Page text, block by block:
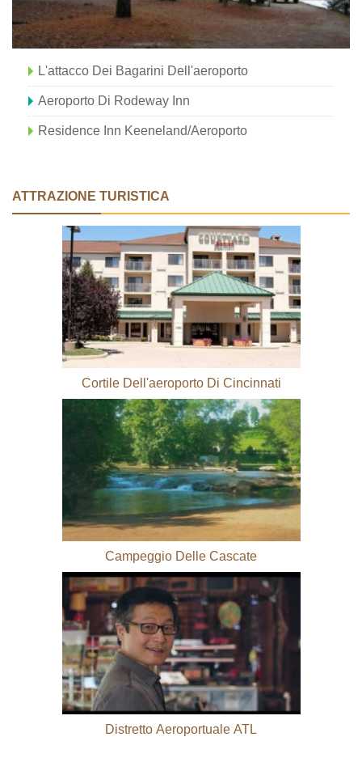
L'attacco Dei Bagarini Dell'aeroporto
Aeroporto Di Rodeway Inn
Residence Inn Keeneland/Aeroporto
ATTRAZIONE TURISTICA
Cortile Dell'aeroporto Di Cincinnati
Campeggio Delle Cascate
Distretto Aeroportuale ATL